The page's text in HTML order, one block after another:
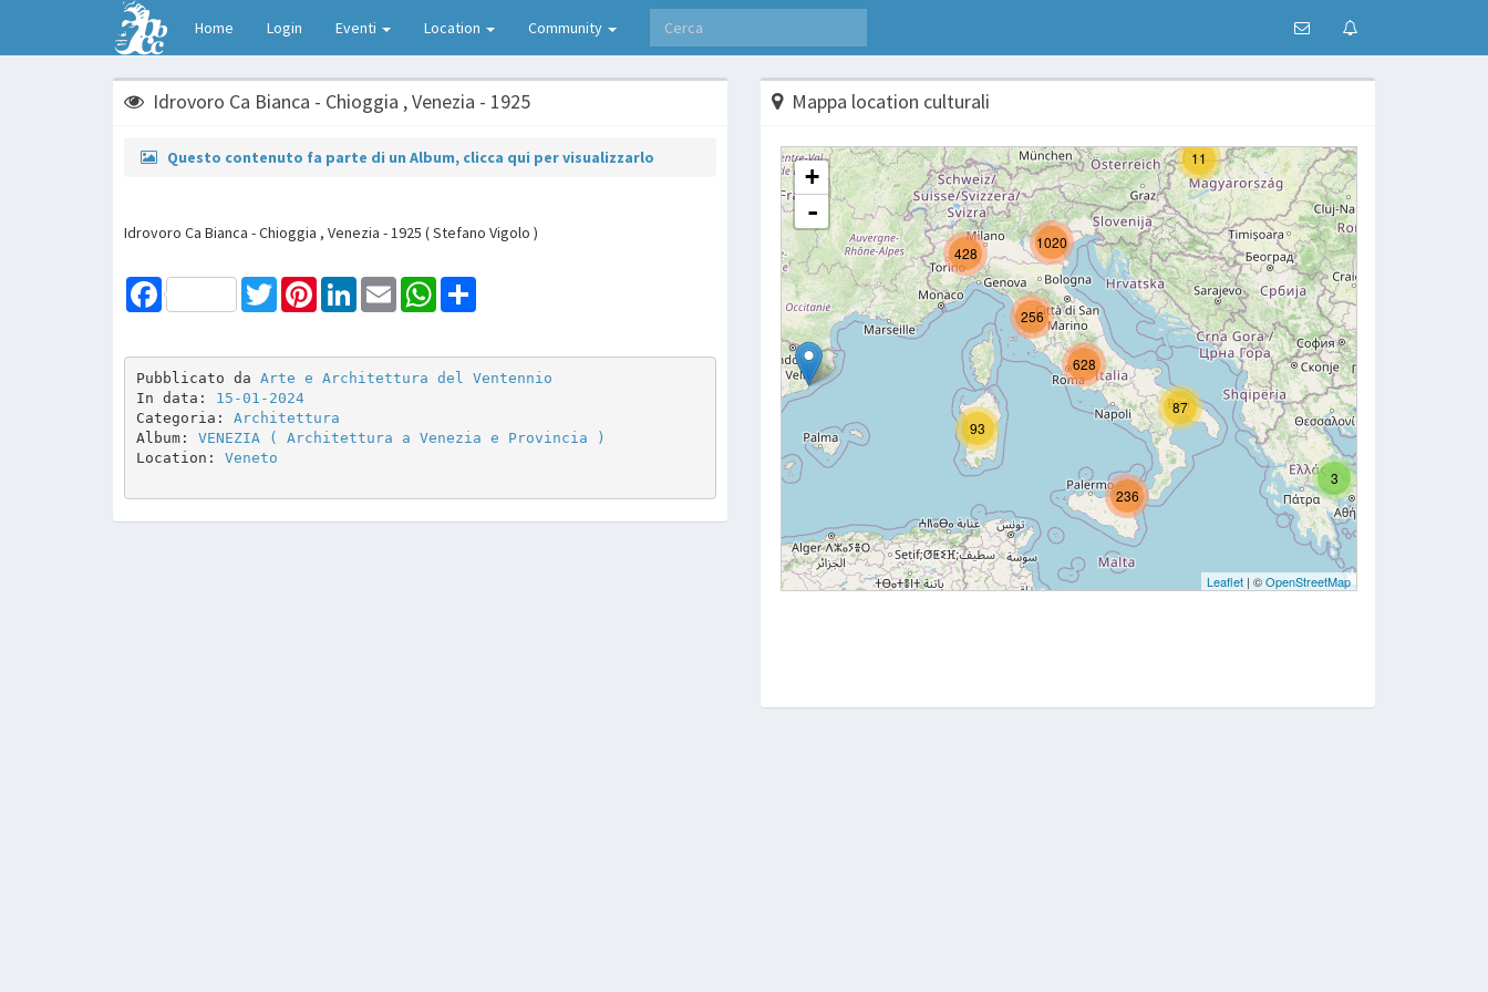
Home Login Eventi Location Community
Idrovoro Ca Bianca - Chioggia , Venezia - 1925
Questo contenuto fa parte di un Album, clicca qui per visualizzarlo
Idrovoro Ca Bianca - Chioggia , Venezia - 1925 ( Stefano Vigolo )
Facebook TwitterPinterestLinkedInEmail WhatsApp
Pubblicato da Arte e Architettura del Ventennio
In data: 15-01-2024
Categoria: Architettura
Album: VENEZIA ( Architettura a Venezia e Provincia )
Location: Veneto
Mappa location culturali